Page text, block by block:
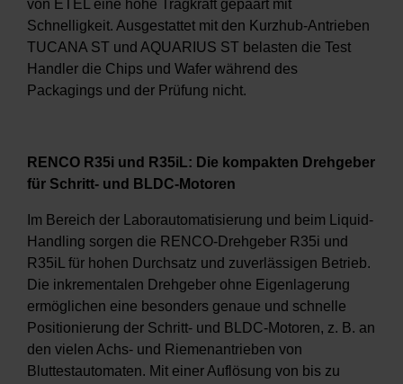
von ETEL eine hohe Tragkraft gepaart mit
Schnelligkeit. Ausgestattet mit den Kurzhub-Antrieben
TUCANA ST und AQUARIUS ST belasten die Test
Handler die Chips und Wafer während des
Packagings und der Prüfung nicht.
RENCO R35i und R35iL: Die kompakten Drehgeber
für Schritt- und BLDC-Motoren
Im Bereich der Laborautomatisierung und beim Liquid-
Handling sorgen die RENCO-Drehgeber R35i und
R35iL für hohen Durchsatz und zuverlässigen Betrieb.
Die inkrementalen Drehgeber ohne Eigenlagerung
ermöglichen eine besonders genaue und schnelle
Positionierung der Schritt- und BLDC-Motoren, z. B. an
den vielen Achs- und Riemenantrieben von
Bluttestautomaten. Mit einer Auflösung von bis zu